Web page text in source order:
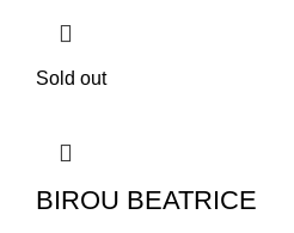
Sold out
BIROU BEATRICE